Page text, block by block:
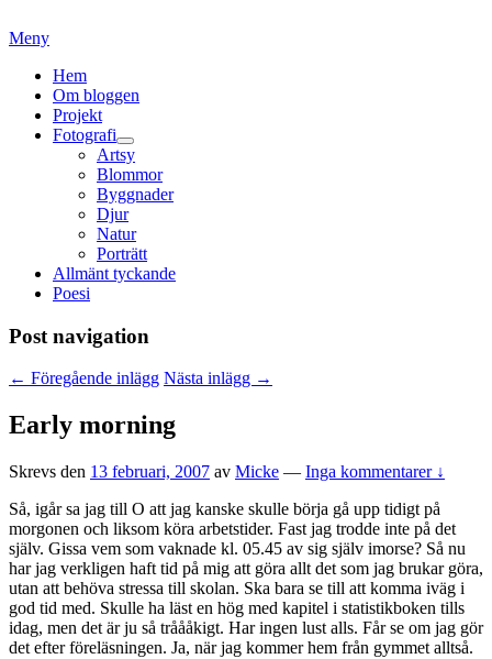
Meny
Primär
meny
Hem
Om bloggen
Projekt
Fotografi
expandera
undermeny
Artsy
Blommor
Byggnader
Djur
Natur
Porträtt
Allmänt tyckande
Poesi
Post navigation
← Föregående inlägg Nästa inlägg →
Early morning
Skrevs den 13 februari, 2007 av Micke — Inga kommentarer ↓
Så, igår sa jag till O att jag kanske skulle börja gå upp tidigt på
morgonen och liksom köra arbetstider. Fast jag trodde inte på det
själv. Gissa vem som vaknade kl. 05.45 av sig själv imorse? Så nu
har jag verkligen haft tid på mig att göra allt det som jag brukar göra,
utan att behöva stressa till skolan. Ska bara se till att komma iväg i
god tid med. Skulle ha läst en hög med kapitel i statistikboken tills
idag, men det är ju så tråååkigt. Har ingen lust alls. Får se om jag gör
det efter föreläsningen. Ja, när jag kommer hem från gymmet alltså.